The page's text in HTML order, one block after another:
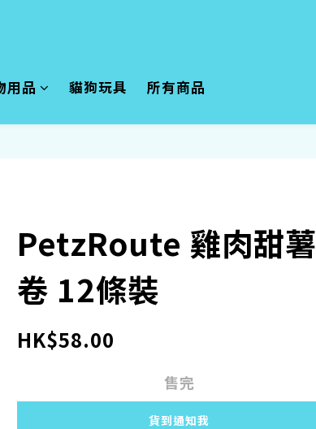
用品 貓狗玩具 所有商品
PetzRoute 雞肉甜薯
卷 12條裝
HK$58.00
售完
貨到通知我